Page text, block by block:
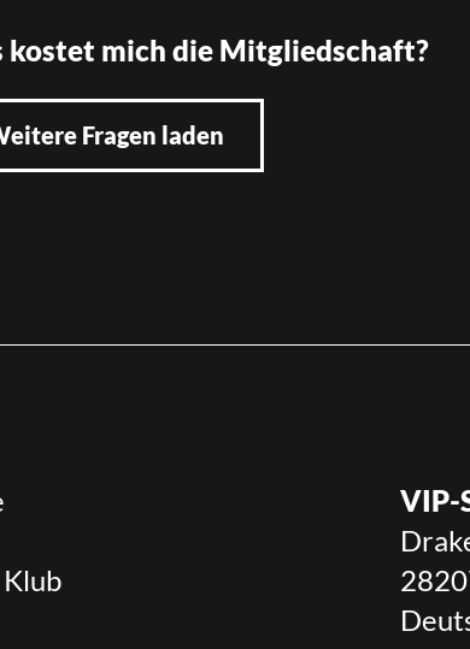
kostet mich die Mitgliedschaft?
Fragen laden
VIP-